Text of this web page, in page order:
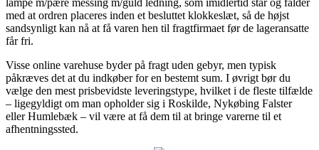
med at ordren placeres inden et besluttet klokkeslæt, så de højst
sandsynligt kan nå at få varen hen til fragtfirmaet før de lageransatte
får fri.
Visse online varehuse byder på fragt uden gebyr, men typisk
påkræves det at du indkøber for en bestemt sum. I øvrigt bør du
vælge den mest prisbevidste leveringstype, hvilket i de fleste tilfælde
– ligegyldigt om man opholder sig i Roskilde, Nykøbing Falster
eller Humlebæk – vil være at få dem til at bringe varerne til et
afhentningssted.